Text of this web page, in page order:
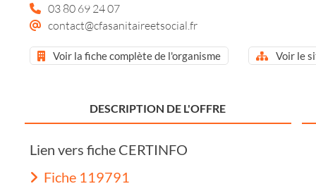
03 80 69 24 07
contact@cfasanitaireetsocial.fr
Voir la fiche complète de l'organisme Voir le
DESCRIPTION DE L'OFFRE
Lien vers fiche CERTINFO
Fiche 119791